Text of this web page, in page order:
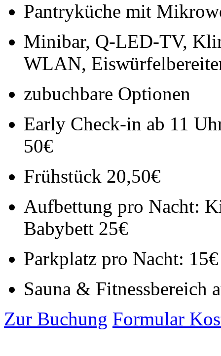
Pantryküche mit
Minibar, Q-LED-TV,
WLAN,
zubuchbare Optionen
Early Check-in ab 11
50€
Frühstück 20,50€
Aufbettung pro Nacht:
Babybett 25€
Parkplatz pro Nacht:
Sauna & Fitnessbereich
Zur Buchung Formular